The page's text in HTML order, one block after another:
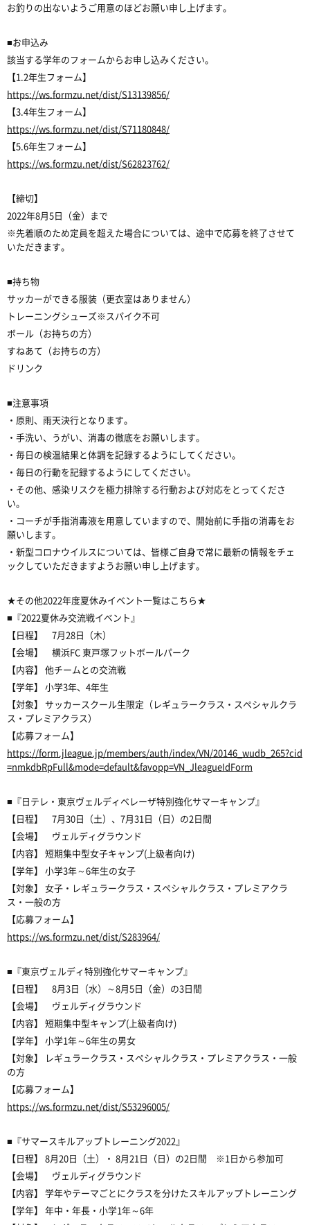
お釣りの出ないようご用意のほどお願い申し上げます。
■お申込み
該当する学年のフォームからお申し込みください。
【1.2年生フォーム】
https://ws.formzu.net/dist/S13139856/
【3.4年生フォーム】
https://ws.formzu.net/dist/S71180848/
【5.6年生フォーム】
https://ws.formzu.net/dist/S62823762/
【締切】
2022年8月5日（金）まで
※先着順のため定員を超えた場合については、途中で応募を終了させて
いただきます。
■持ち物
サッカーができる服装（更衣室はありません）
トレーニングシューズ※スパイク不可
ボール（お持ちの方）
すねあて（お持ちの方）
ドリンク
■注意事項
・原則、雨天決行となります。
・手洗い、うがい、消毒の徹底をお願いします。
・毎日の検温結果と体調を記録するようにしてください。
・毎日の行動を記録するようにしてください。
・その他、感染リスクを極力排除する行動および対応をとってくださ
い。
・コーチが手指消毒液を用意していますので、開始前に手指の消毒をお
願いします。
・新型コロナウイルスについては、皆様ご自身で常に最新の情報をチェ
ックしていただきますようお願い申し上げます。
★その他2022年度夏休みイベント一覧はこちら★
■『2022夏休み交流戦イベント』
【日程】 7月28日（木）
【会場】 横浜FC 東戸塚フットボールパーク
【内容】 他チームとの交流戦
【学年】 小学3年、4年生
【対象】 サッカースクール生限定（レギュラークラス・スペシャルクラ
ス・プレミアクラス）
【応募フォーム】
https://form.jleague.jp/members/auth/index/VN/20146_wudb_265?cid
=nmkdbRpFull&mode=default&favopp=VN_JleagueIdForm
■『日テレ・東京ヴェルディベレーザ特別強化サマーキャンプ』
【日程】 7月30日（土）、7月31日（日）の2日間
【会場】 ヴェルディグラウンド
【内容】 短期集中型女子キャンプ(上級者向け)
【学年】 小学3年～6年生の女子
【対象】 女子・レギュラークラス・スペシャルクラス・プレミアクラ
ス・一般の方
【応募フォーム】
https://ws.formzu.net/dist/S283964/
■『東京ヴェルディ特別強化サマーキャンプ』
【日程】 8月3日（水）～8月5日（金）の3日間
【会場】 ヴェルディグラウンド
【内容】 短期集中型キャンプ(上級者向け)
【学年】 小学1年～6年生の男女
【対象】 レギュラークラス・スペシャルクラス・プレミアクラス・一般
の方
【応募フォーム】
https://ws.formzu.net/dist/S53296005/
■『サマースキルアップトレーニング2022』
【日程】 8月20日（土）・ 8月21日（日）の2日間 ※1日から参加可
【会場】 ヴェルディグラウンド
【内容】 学年やテーマごとにクラスを分けたスキルアップトレーニング
【学年】 年中・年長・小学1年～6年